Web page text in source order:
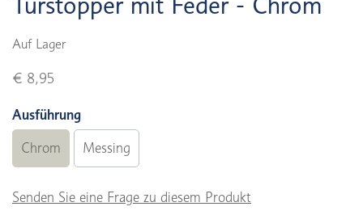
Auf Lager
€ 8,95
Ausführung
Chrom Messing
Senden Sie eine Frage zu diesem Produkt